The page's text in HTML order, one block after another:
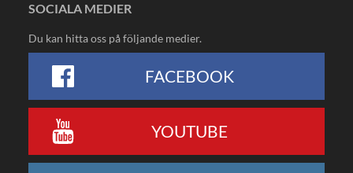
SOCIALA MEDIER
Du kan hitta oss på följande medier.
FACEBOOK
YOUTUBE